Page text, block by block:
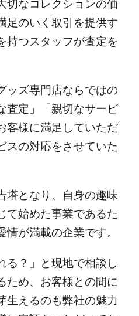
切なコレクションの価
足のいく取引を提供す
持つスタッフが査定を
ッズ専門店ならではの
査定」「親切なサービ
客様に満足していただ
スの対応をさせていた
塔となり、自身の趣味
て始めた事業であるた
が満載の企業です。
る？」と現地で相談し
ため、お客様との間に
生えるのも弊社の魅力